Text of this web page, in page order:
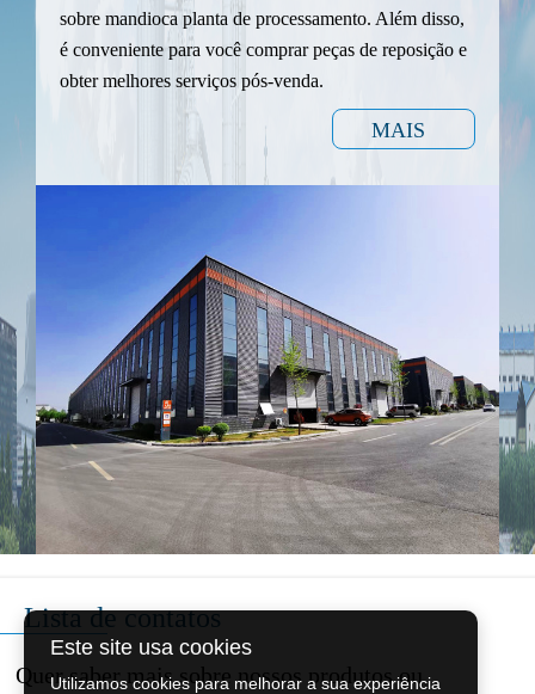
sobre mandioca planta de processamento. Além disso,
é conveniente para você comprar peças de reposição e
obter melhores serviços pós-venda.
MAIS
Lista de contatos
Quer saber mais sobre nossos produtos ou
Este site usa cookies
Utilizamos cookies para melhorar a sua experiência